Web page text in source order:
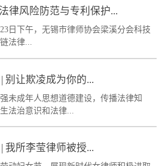
律风险防范与专利保护...
日下午，无锡市律师协会梁溪分会科技
法律...
别让欺凌成为你的...
未成年人思想道德建设，传播法律知
法治意识和法律...
我所李莹律师被授...